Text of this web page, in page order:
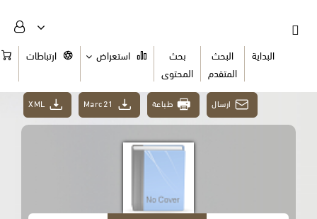
البحث
بحث
المحتوى
استعراض ارتباطات السلة
ارسال طباعة Marc21